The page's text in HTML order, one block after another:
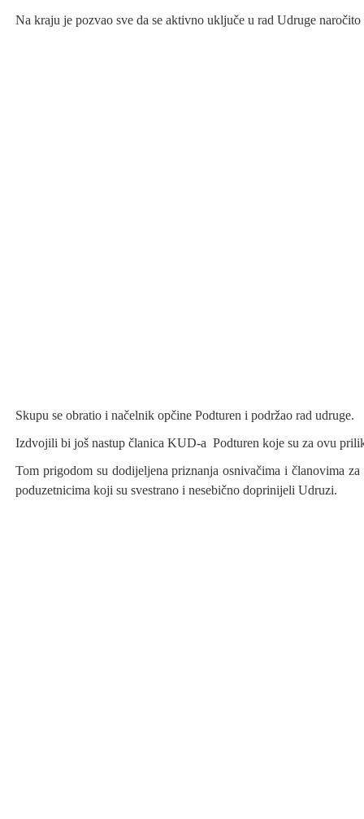
Na kraju je pozvao sve da se aktivno uključe u rad Udruge naročito
Skupu se obratio i načelnik opčine Podturen i podržao rad udruge.
Izdvojili bi još nastup članica KUD-a Podturen koje su za ovu
Tom prigodom su dodijeljena priznanja osnivačima i članovima
poduzetnicima koji su svestrano i nesebično doprinijeli Udruzi.